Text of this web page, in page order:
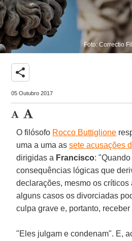
Foto: Correctio
share
05 Outubro 2017
O filósofo Rocco Buttiglione
uma a uma assete acusações
dirigidas a Francisco:
consequências lógicas que
declarações, mesmo os críticos
alguns casos os divorciadas
culpa grave e, portanto,
"Eles julgam e condenam". E,